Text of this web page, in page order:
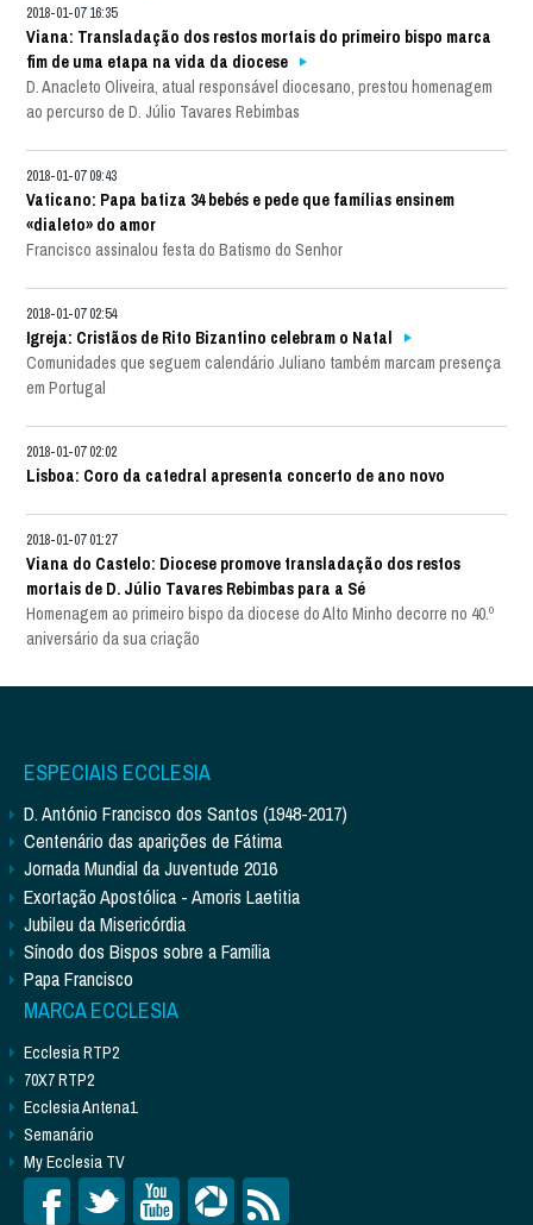
2018-01-07 16:35
Viana: Transladação dos restos mortais do primeiro bispo marca
fim de uma etapa na vida da diocese
D. Anacleto Oliveira, atual responsável diocesano, prestou homenagem
ao percurso de D. Júlio Tavares Rebimbas
2018-01-07 09:43
Vaticano: Papa batiza 34 bebés e pede que famílias ensinem
«dialeto» do amor
Francisco assinalou festa do Batismo do Senhor
2018-01-07 02:54
Igreja: Cristãos de Rito Bizantino celebram o Natal
Comunidades que seguem calendário Juliano também marcam presença
em Portugal
2018-01-07 02:02
Lisboa: Coro da catedral apresenta concerto de ano novo
2018-01-07 01:27
Viana do Castelo: Diocese promove transladação dos restos
mortais de D. Júlio Tavares Rebimbas para a Sé
Homenagem ao primeiro bispo da diocese do Alto Minho decorre no 40.º
aniversário da sua criação
ESPECIAIS ECCLESIA
D. António Francisco dos Santos (1948-2017)
Centenário das aparições de Fátima
Jornada Mundial da Juventude 2016
Exortação Apostólica - Amoris Laetitia
Jubileu da Misericórdia
Sínodo dos Bispos sobre a Família
Papa Francisco
MARCA ECCLESIA
Ecclesia RTP2
70X7 RTP2
Ecclesia Antena1
Semanário
My Ecclesia TV